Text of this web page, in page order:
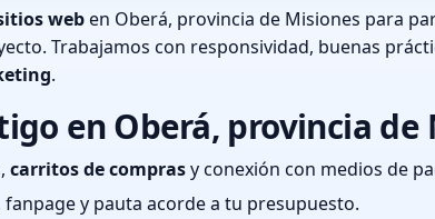
weben Oberá, provincia de Misiones para
Trabajamos con responsividad, buenas
.
en Oberá, provincia de
carritos de comprasy conexión con medios de
y pauta acorde a tu presupuesto.